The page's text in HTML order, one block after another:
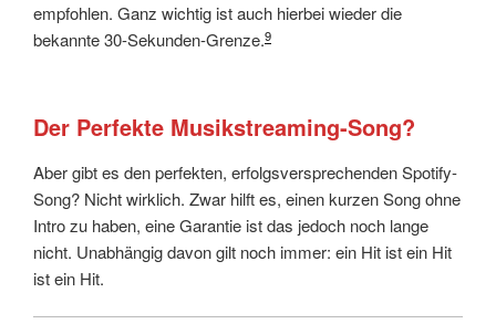
empfohlen. Ganz wichtig ist auch hierbei wieder die
bekannte 30-Sekunden-Grenze.9
Der Perfekte Musikstreaming-Song?
Aber gibt es den perfekten, erfolgsversprechenden Spotify-
Song? Nicht wirklich. Zwar hilft es, einen kurzen Song ohne
Intro zu haben, eine Garantie ist das jedoch noch lange
nicht. Unabhängig davon gilt noch immer: ein Hit ist ein Hit
ist ein Hit.